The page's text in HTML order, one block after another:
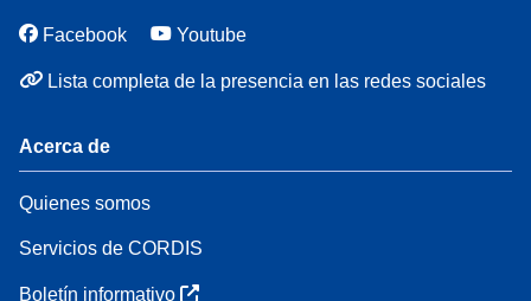
Facebook Youtube
Lista completa de la presencia en las redes sociales
Acerca de
Quienes somos
Servicios de CORDIS
Boletín informativo